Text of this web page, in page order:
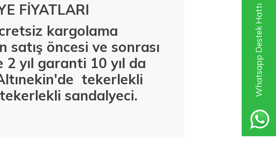
Whatsapp Destek Hattı
FİYATLARI
kargolama
öncesi ve sonrası
yıl garanti 10 yıl da
tekerlekli
sandalyeci.